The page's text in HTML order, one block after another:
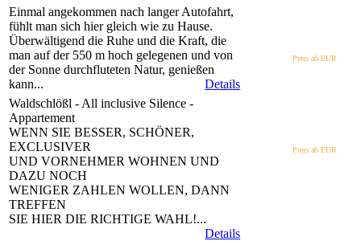
Einmal angekommen nach langer Autofahrt,
fühlt man sich hier gleich wie zu Hause.
Überwältigend die Ruhe und die Kraft, die
man auf der 550 m hoch gelegenen und von
der Sonne durchfluteten Natur, genießen
kann...
Details
Preis ab EUR
Waldschlößl - All inclusive Silence -
Appartement
WENN SIE BESSER, SCHÖNER,
EXCLUSIVER
UND VORNEHMER WOHNEN UND
DAZU NOCH
WENIGER ZAHLEN WOLLEN, DANN
TREFFEN
SIE HIER DIE RICHTIGE WAHL!...
Details
Preis ab EUR